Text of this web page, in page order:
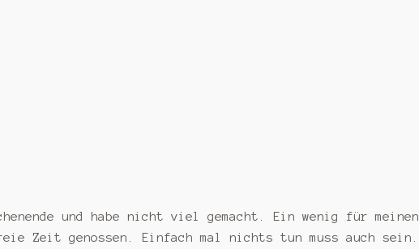
und habe nicht viel gemacht. Ein wenig für meinen
Zeit genossen. Einfach mal nichts tun muss auch sein.